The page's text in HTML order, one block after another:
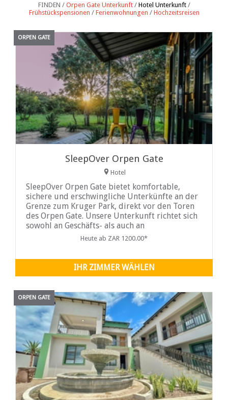
FINDEN / Orpen Gate Unterkunft/ Hotel Unterkunft/
Frühstückspensionen / Ferienwohnungen / Hochzeitsreisen
ORPEN GATE
SleepOver Orpen Gate
Hotel
SleepOver Orpen Gate bietet komfortable,
sichere und erschwingliche Unterkünfte an der
Grenze zum Kruger Park, direkt vor den Toren
des Orpen Gate. Unsere Unterkunft richtet sich
sowohl an Geschäfts- als auch an
Urlaubsreisende und verfügt über Zimmer, die
Heute ab ZAR 1200.00*
IHR ZIMMER WÄHLEN
ORPEN GATE